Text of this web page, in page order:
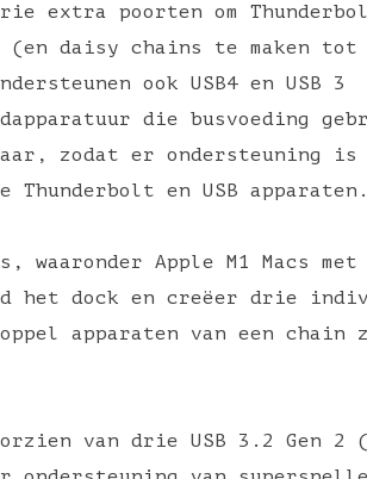
extra poorten om
daisy chains te maken tot
ook USB4 en USB 3
die busvoeding
zodat er ondersteuning is
Thunderbolt en USB
waaronder Apple M1 Macs met
het dock en creëer drie
apparaten van een chain
van drie USB 3.2 Gen 2